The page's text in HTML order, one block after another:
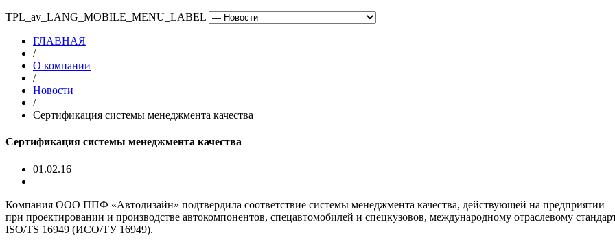
TPL_av_LANG_MOBILE_MENU_LABEL
ГЛАВНАЯ
/
О компании
/
Новости
/
Сертификация системы менеджмента качества
Сертификация системы менеджмента качества
01.02.16
Компания ООО ППФ «Автодизайн» подтвердила соответствие системы менеджмента качества, действующей на предприятии
при проектировании и производстве автокомпонентов, спецавтомобилей и спецкузовов, международному отраслевому
ISO/TS 16949 (ИСО/ТУ 16949).